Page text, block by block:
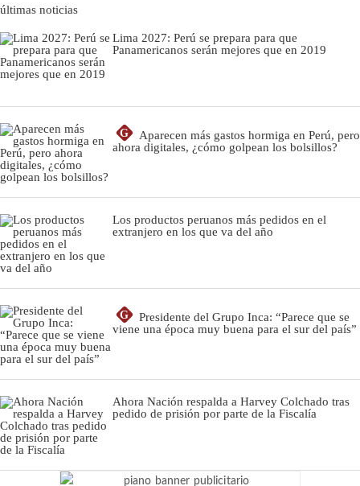
últimas noticias
Lima 2027: Perú se prepara para que
Panamericanos serán mejores que en 2019
G
Aparecen más gastos hormiga en Perú, pero
ahora digitales, ¿cómo golpean los bolsillos?
Los productos peruanos más pedidos en el
extranjero en los que va del año
G
Presidente del Grupo Inca: “Parece que se
viene una época muy buena para el sur del país”
Ahora Nación respalda a Harvey Colchado tras
pedido de prisión por parte de la Fiscalía